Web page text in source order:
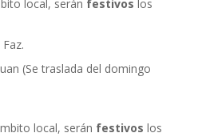
local, serán festivos los
(Se traslada del domingo
local, serán festivos los